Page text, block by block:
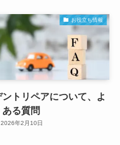
お役立ち情報
ントリペアについて、よ
ある質問
2026年2月10日